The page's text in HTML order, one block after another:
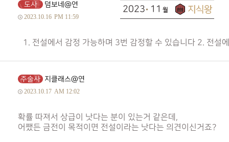
도사 덤보네@연
2023.10.16 PM 11:59
1. 전설에서 감정 가능하며 3번 감정할 수 있습니다 2. 전설
2023 11
주술사 지클래스@연
2023.10.17 AM 12:02
확률 따져서 상급이 낫다는 분이 있는거 같은데,
어쨌든 금전이 목적이면 전설이라는 낫다는 의견이신거죠?